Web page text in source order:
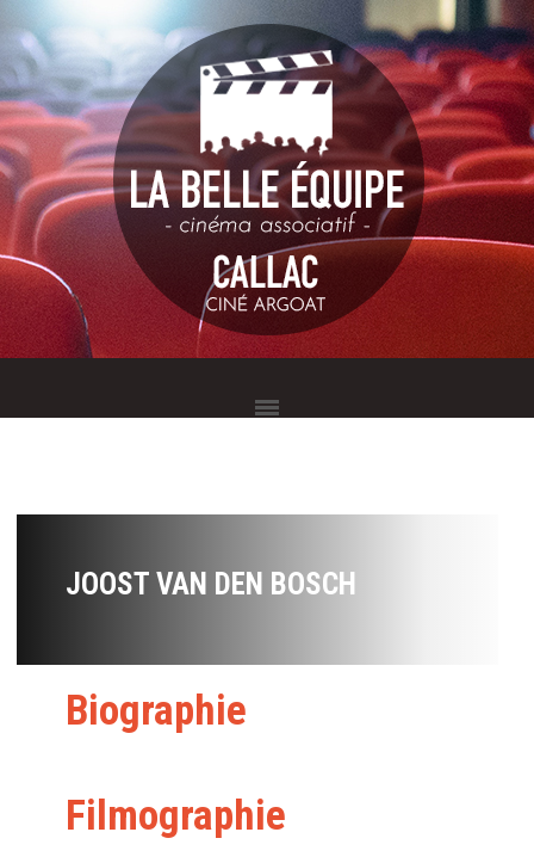
JOOST VAN DEN BOSCH
Biographie
Filmographie